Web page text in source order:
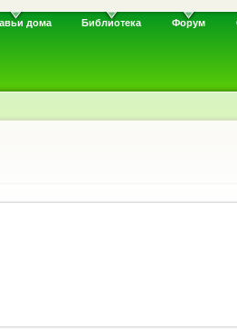
дома Библиотека Форум